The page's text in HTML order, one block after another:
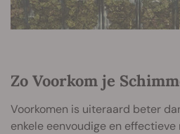
Zo Voorkom je
Voorkomen is uiteraard beter
enkele eenvoudige en